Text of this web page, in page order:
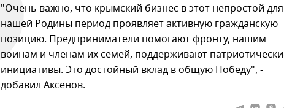
"Очень важно, что крымский бизнес в этот непростой для
нашей Родины период проявляет активную гражданскую
позицию. Предприниматели помогают фронту, нашим
воинам и членам их семей, поддерживают
инициативы. Это достойный вклад в общую Победу", -
добавил Аксенов.